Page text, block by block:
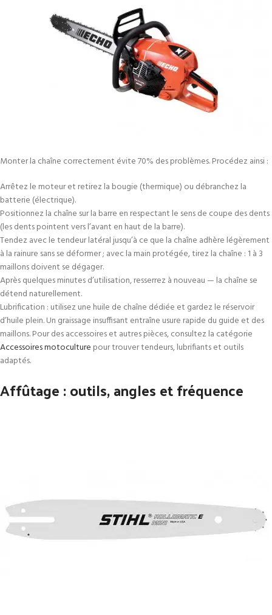
Monter la chaîne correctement évite 70% des problèmes. Procédez ainsi :
Arrêtez le moteur et retirez la bougie (thermique) ou débranchez la
batterie (électrique).
Positionnez la chaîne sur la barre en respectant le sens de coupe des dents
(les dents pointent vers l’avant en haut de la barre).
Tendez avec le tendeur latéral jusqu’à ce que la chaîne adhère légèrement
à la rainure sans se déformer ; avec la main protégée, tirez la chaîne : 1 à 3
maillons doivent se dégager.
Après quelques minutes d’utilisation, resserrez à nouveau — la chaîne se
détend naturellement.
Lubrification : utilisez une huile de chaîne dédiée et gardez le réservoir
d’huile plein. Un graissage insuffisant entraîne usure rapide du guide et des
maillons. Pour des accessoires et autres pièces, consultez la catégorie
Accessoires motoculture pour trouver tendeurs, lubrifiants et outils
adaptés.
Affûtage : outils, angles et fréquence